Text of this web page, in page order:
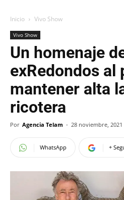
Inicio Vivo Show
Vivo Show
Un homenaje
exRedondos al
mantener alta
ricotera
Por Agencia Telam - 28 noviembre, 2021
WhatsApp +